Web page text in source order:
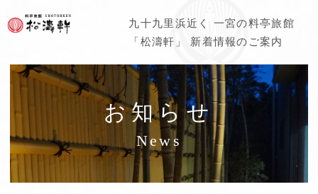
九十九里浜近く 一宮の料亭旅館
「松濤軒」 新着情報のご案内
お知らせ
News